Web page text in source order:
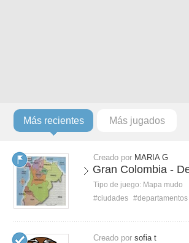
Más recientes Más jugados
Creado por MARIA G
Gran Colombia -
Tipo de juego: Mapa mudo
#ciudades #departamentos
Creado por sofia t